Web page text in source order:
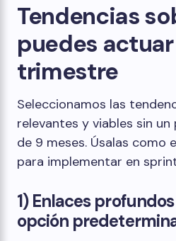
Tendencias
puedes
trimestre
Seleccionamos las
relevantes y viables sin
de 9 meses. Úsalas como
para implementar en
1) Enlaces
opción